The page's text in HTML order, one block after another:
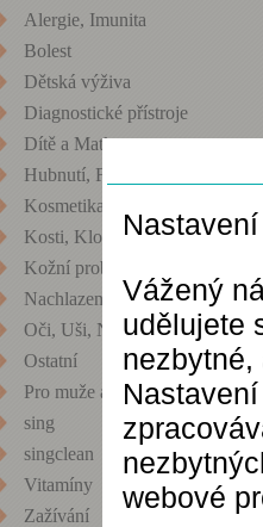
Alergie, Imunita
Bolest
Dětská výživa
Diagnostické přístroje
Dítě a Matka
Hubnutí, Fitness
Kosmetika
Kosti, Klouby
Kožní problémy
Nachlazení
Oči, Uši, Nos
Ostatní
Pro muže a ženy
sing
singclean
Vitamíny
Zažívání
Vážený
udělujete
webové